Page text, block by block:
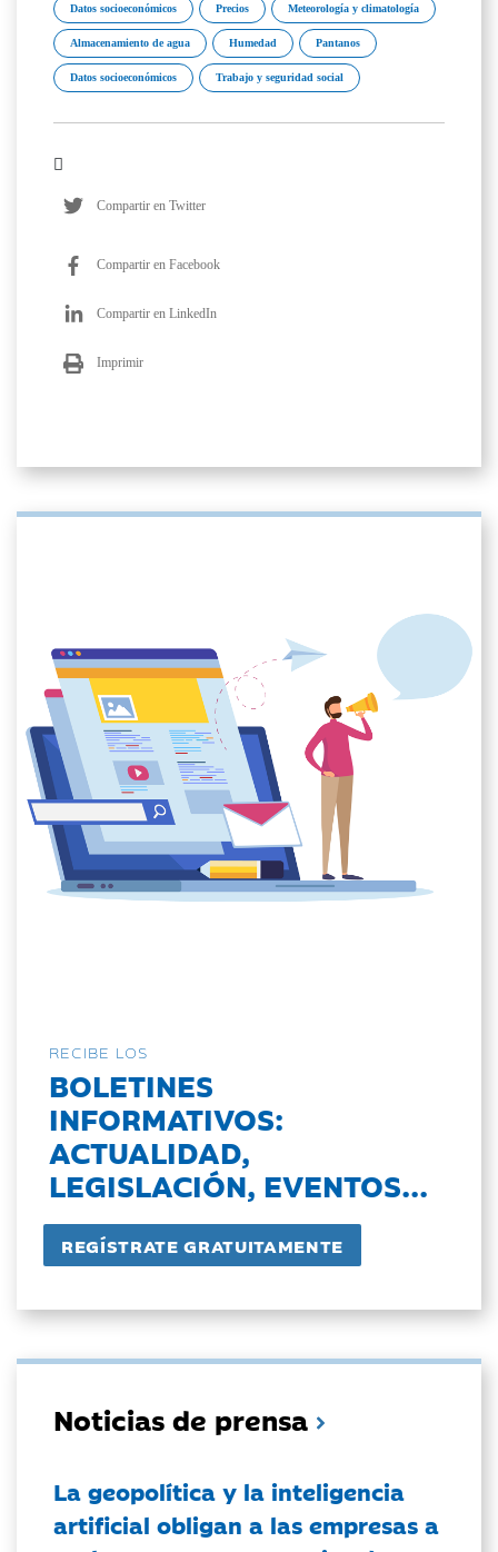
Datos socioeconómicos Precios Meteorología y climatología
Almacenamiento de agua Humedad Pantanos
Datos socioeconómicos Trabajo y seguridad social
Compartir en Twitter
Compartir en Facebook
Compartir en LinkedIn
Imprimir
RECIBE LOS
BOLETINES
INFORMATIVOS:
ACTUALIDAD,
LEGISLACIÓN, EVENTOS...
Noticias de prensa
La geopolítica y la inteligencia
artificial obligan a las empresas a